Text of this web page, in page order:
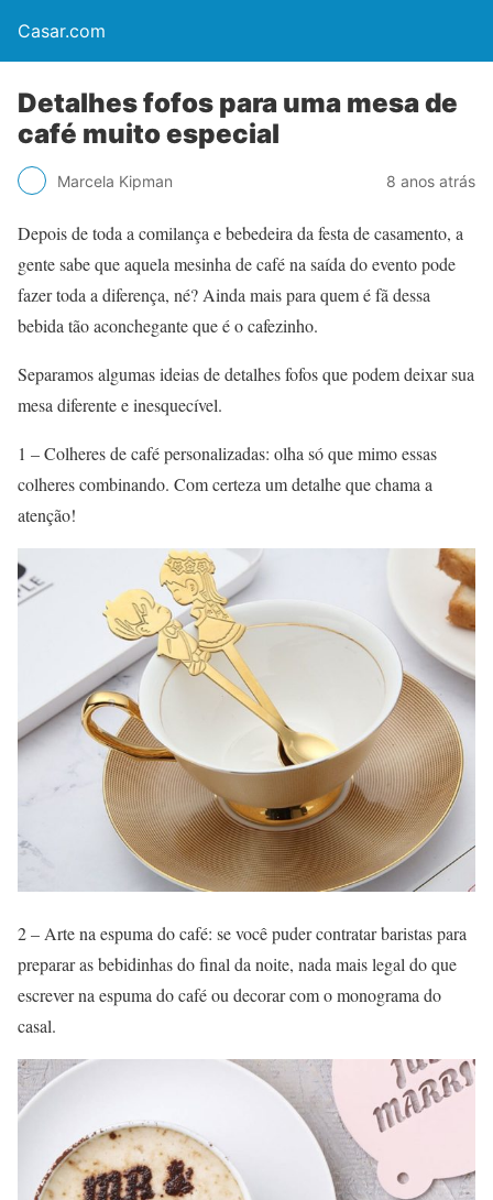
Casar.com
Detalhes fofos para uma mesa de
café muito especial
Marcela Kipman 8 anos atrás
Depois de toda a comilança e bebedeira da festa de casamento, a
gente sabe que aquela mesinha de café na saída do evento pode
fazer toda a diferença, né? Ainda mais para quem é fã dessa
bebida tão aconchegante que é o cafezinho.
Separamos algumas ideias de detalhes fofos que podem deixar sua
mesa diferente e inesquecível.
1 – Colheres de café personalizadas: olha só que mimo essas
colheres combinando. Com certeza um detalhe que chama a
atenção!
2 – Arte na espuma do café: se você puder contratar baristas para
preparar as bebidinhas do final da noite, nada mais legal do que
escrever na espuma do café ou decorar com o monograma do
casal.